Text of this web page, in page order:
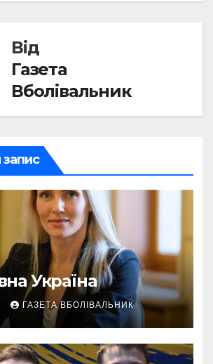
Від
Газета
Вболівальник
запис
Україна
ГАЗЕТА ВБОЛІВАЛЬНИК